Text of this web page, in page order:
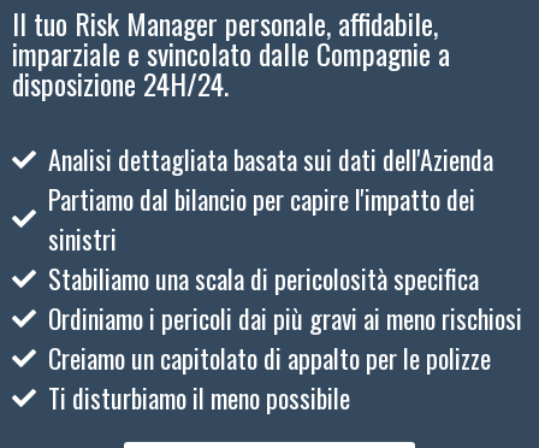
Il tuo Risk Manager personale, affidabile,
imparziale e svincolato dalle Compagnie a
disposizione 24H/24.
Analisi dettagliata basata sui dati dell'Azienda
Partiamo dal bilancio per capire l'impatto dei
sinistri
Stabiliamo una scala di pericolosità specifica
Ordiniamo i pericoli dai più gravi ai meno rischiosi
Creiamo un capitolato di appalto per le polizze
Ti disturbiamo il meno possibile